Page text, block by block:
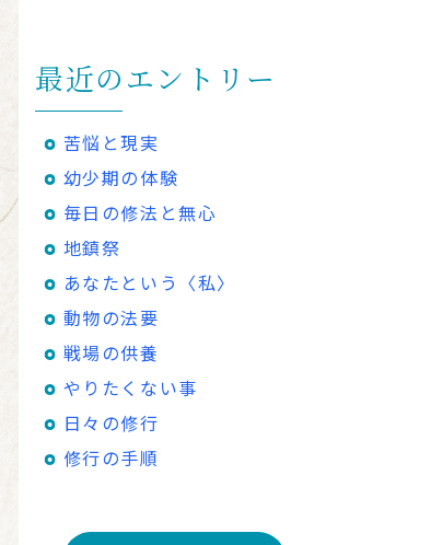
最近のエントリー
苦悩と現実
幼少期の体験
毎日の修法と無心
地鎮祭
あなたという〈私〉
動物の法要
戦場の供養
やりたくない事
日々の修行
修行の手順